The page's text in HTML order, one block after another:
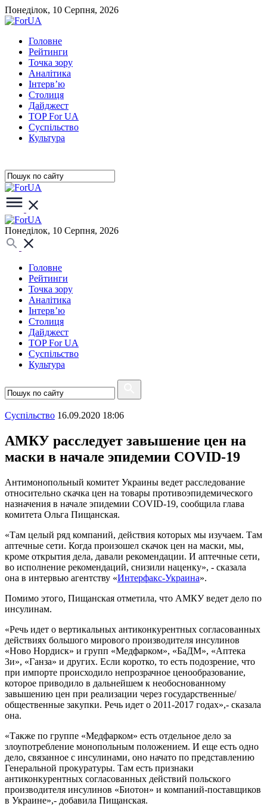
Понеділок, 10 Серпня, 2026
Головне
Рейтинги
Точка зору
Аналітика
Інтерв’ю
Столиця
Дайджест
TOP For UA
Суспiльство
Культура
Понеділок, 10 Серпня, 2026
Головне
Рейтинги
Точка зору
Аналітика
Інтерв’ю
Столиця
Дайджест
TOP For UA
Суспiльство
Культура
Суспiльство 16.09.2020 18:06
АМКУ расследует завышение цен на
маски в начале эпидемии COVID-19
Антимонопольный комитет Украины ведет расследование
относительно скачка цен на товары противоэпидемического
назначения в начале эпидемии COVID-19, сообщила глава
комитета Ольга Пищанская.
«Там целый ряд компаний, действия которых мы изучаем. Там
аптечные сети. Когда произошел скачок цен на маски, мы,
кроме открытия дела, давали рекомендации. И аптечные сети,
во исполнение рекомендаций, снизили наценку», - сказала
она в интервью агентству «Интерфакс-Украина».
Помимо этого, Пищанская отметила, что АМКУ ведет дело по
инсулинам.
«Речь идет о вертикальных антиконкурентных согласованных
действиях большого мирового производителя инсулинов
«Ново Нордиск» и групп «Медфарком», «БаДМ», «Аптека
3и», «Ганза» и других. Если коротко, то есть подозрение, что
при импорте происходило непрозрачное ценообразование,
которое приводило в дальнейшем к необоснованному
завышению цен при реализации через государственные/
общественные закупки. Речь идет о 2011-2017 годах»,- сказала
она.
«Также по группе «Медфарком» есть отдельное дело за
злоупотребление монопольным положением. И еще есть одно
дело, связанное с инсулинами, оно начато по представлению
Генеральной прокуратуры. Там есть признаки
антиконкурентных согласованных действий польского
производителя инсулинов «Биотон» и компаний-поставщиков
в Украине»,- добавила Пищанская.